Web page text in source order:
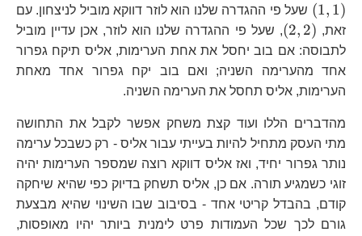
(1, 1)
שעל פי ההגדרה שלנו הוא לוזר דווקא מוביל לניצחון. עם
זאת,
\left(2,2\right) (2, 2)
, שעל פי ההגדרה שלנו הוא לוזר, אכן עדיין מוביל
לתבוסה: אם בוב יחסל את אחת הערימות, אליס תיקח גפרור
אחד מהערימה השניה; ואם בוב יקח גפרור אחד מאחת
הערימות, אליס תחסל את הערימה השניה.
מהדברים הללו ועוד קצת משחק אפשר לקבל את התחושה
מתי העסק מתחיל להיות בעייתי עבור אליס - רק כשבכל ערימה
נותר גפרור יחיד, ואז אליס דווקא רוצה שמספר הערימות יהיה
זוגי כשמגיע תורה. אם כן, אליס תשחק בדיוק כפי שהיא שיחקה
קודם, בהבדל קריטי אחד - בסיבוב שבו השינוי שהיא מבצעת
גורם לכך שכל העמודות פרט לימנית ביותר יהיו מאופסות,